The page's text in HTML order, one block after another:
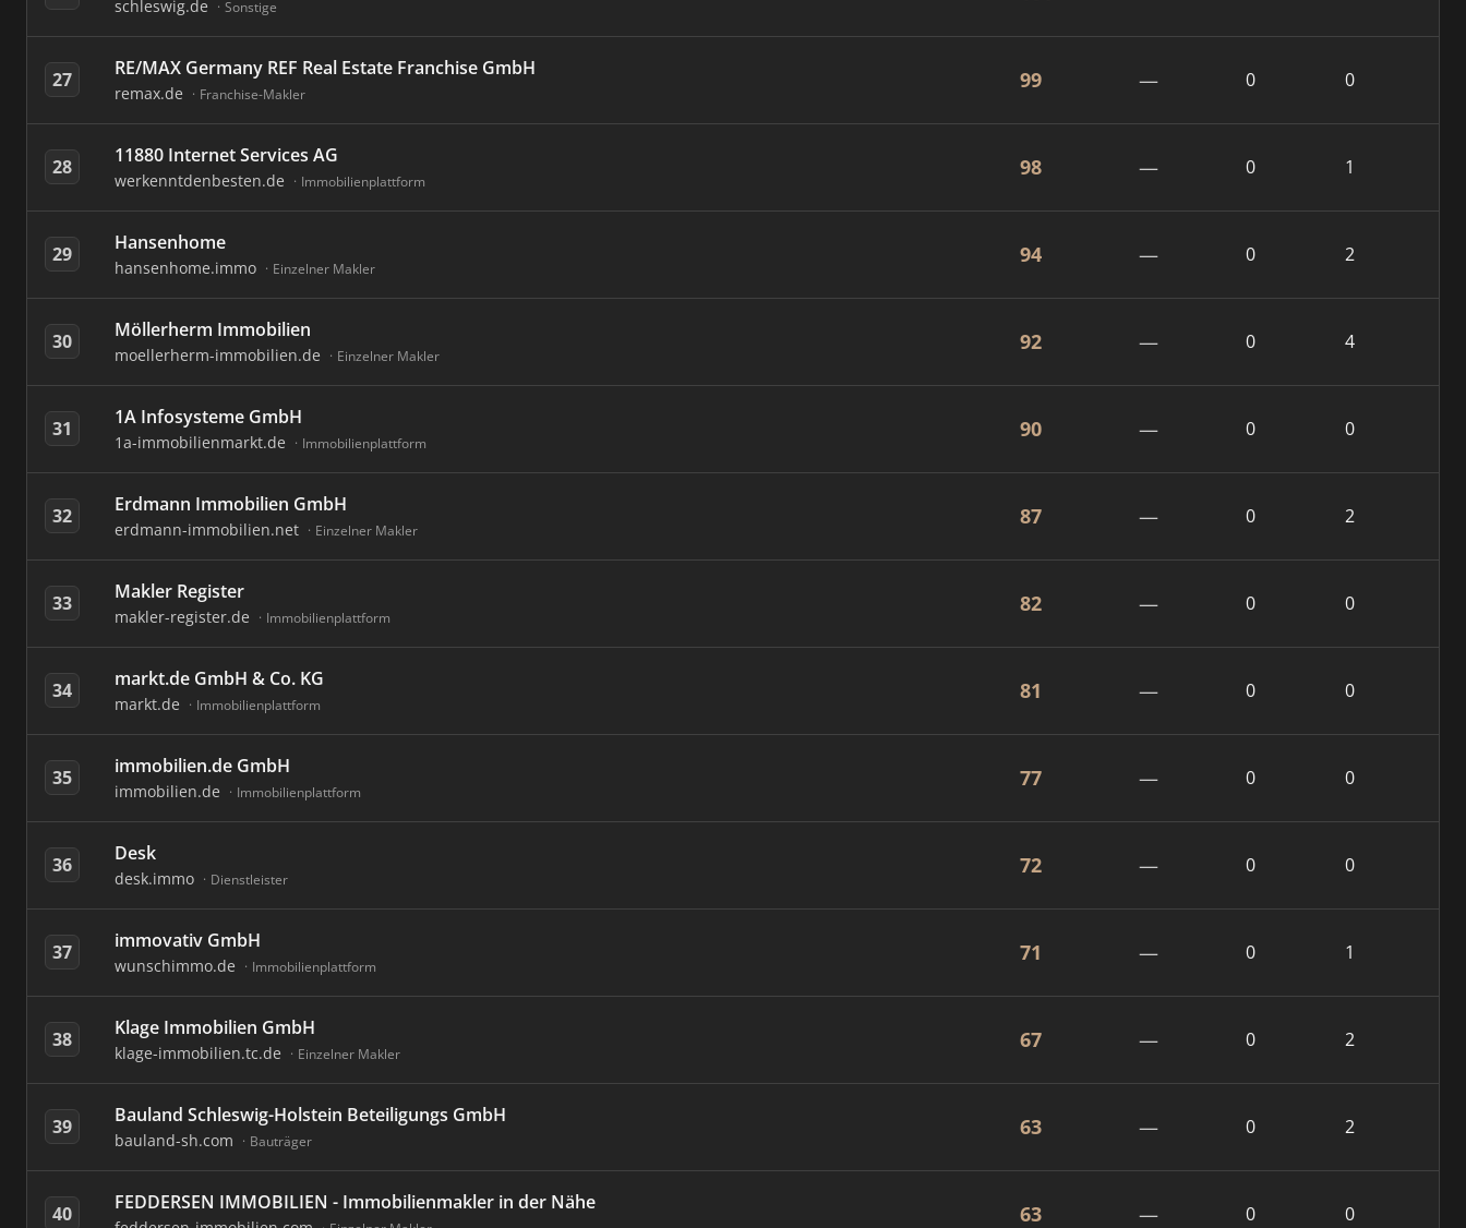
schleswig.de Sonstige
27 RE/MAX Germany REF Real Estate Franchise GmbH
remax.de Franchise-Makler
99 — 0 0
28 11880 Internet Services AG
werkenntdenbesten.de Immobilienplattform
98 — 0 1
29 Hansenhome
hansenhome.immo Einzelner Makler
94 — 0 2
30 Möllerherm Immobilien
moellerherm-immobilien.de Einzelner Makler
92 — 0 4
31 1A Infosysteme GmbH
1a-immobilienmarkt.de Immobilienplattform
90 — 0 0
32 Erdmann Immobilien GmbH
erdmann-immobilien.net Einzelner Makler
87 — 0 2
33 Makler Register
makler-register.de Immobilienplattform
82 — 0 0
34 markt.de GmbH & Co. KG
markt.de Immobilienplattform
81 — 0 0
35 immobilien.de GmbH
immobilien.de Immobilienplattform
77 — 0 0
36 Desk
desk.immo Dienstleister
72 — 0 0
37 immovativ GmbH
wunschimmo.de Immobilienplattform
71 — 0 1
38 Klage Immobilien GmbH
klage-immobilien.tc.de Einzelner Makler
67 — 0 2
39 Bauland Schleswig-Holstein Beteiligungs GmbH
bauland-sh.com Bauträger
63 — 0 2
40 FEDDERSEN IMMOBILIEN - Immobilienmakler in der Nähe 63 — 0 0